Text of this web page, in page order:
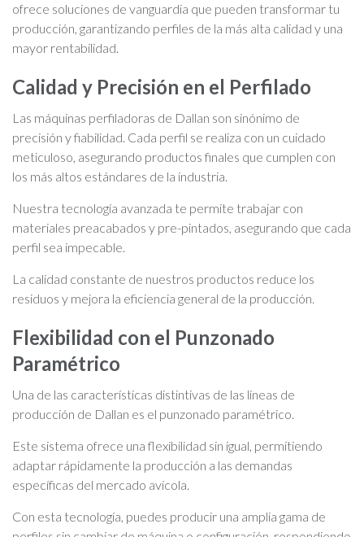
ofrece soluciones de vanguardia que pueden transformar tu
producción, garantizando perfiles de la más alta calidad y una
mayor rentabilidad.
Calidad y Precisión en el Perfilado
Las máquinas perfiladoras de Dallan son sinónimo de
precisión y fiabilidad. Cada perfil se realiza con un cuidado
meticuloso, asegurando productos finales que cumplen con
los más altos estándares de la industria.
Nuestra tecnología avanzada te permite trabajar con
materiales preacabados y pre-pintados, asegurando que cada
perfil sea impecable.
La calidad constante de nuestros productos reduce los
residuos y mejora la eficiencia general de la producción.
Flexibilidad con el Punzonado
Paramétrico
Una de las características distintivas de las líneas de
producción de Dallan es el punzonado paramétrico.
Este sistema ofrece una flexibilidad sin igual, permitiendo
adaptar rápidamente la producción a las demandas
específicas del mercado avícola.
Con esta tecnología, puedes producir una amplia gama de